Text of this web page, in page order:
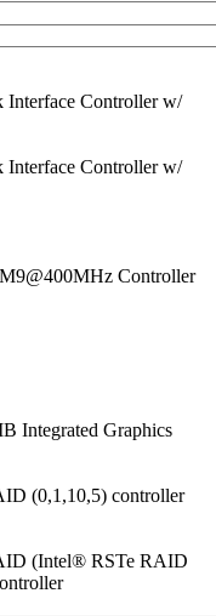
Controller w/
Controller w/
Controller
Integrated Graphics
(0,1,10,5) controller
(Intel® RSTe RAID